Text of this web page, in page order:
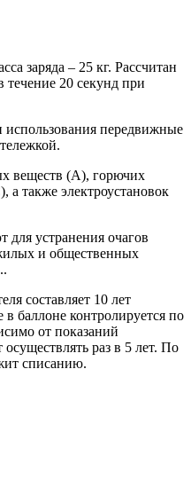
заряда – 25 кг. Рассчитан
течение 20 секунд при
использования передвижные
веществ (А), горючих
а также электроустановок
устранения очагов
и общественных
составляет 10 лет
баллоне контролируется по
от показаний
осуществлять раз в 5 лет. По
списанию.